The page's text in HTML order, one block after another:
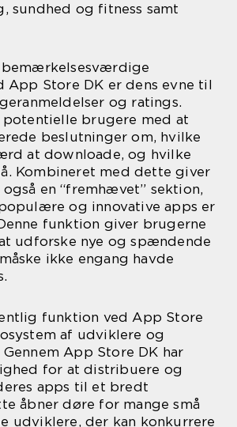
sundhed og fitness samt
bemærkelsesværdige
App Store DK er dens evne til
og ratings.
brugere med at
beslutninger om, hvilke
at downloade, og hvilke
Kombineret med dette giver
en “fremhævet” sektion,
og innovative apps er
funktion giver brugerne
udforske nye og spændende
ikke engang havde
funktion ved App Store
af udviklere og
App Store DK har
for at distribuere og
apps til et bredt
åbner døre for mange små
udviklere, der kan konkurrere